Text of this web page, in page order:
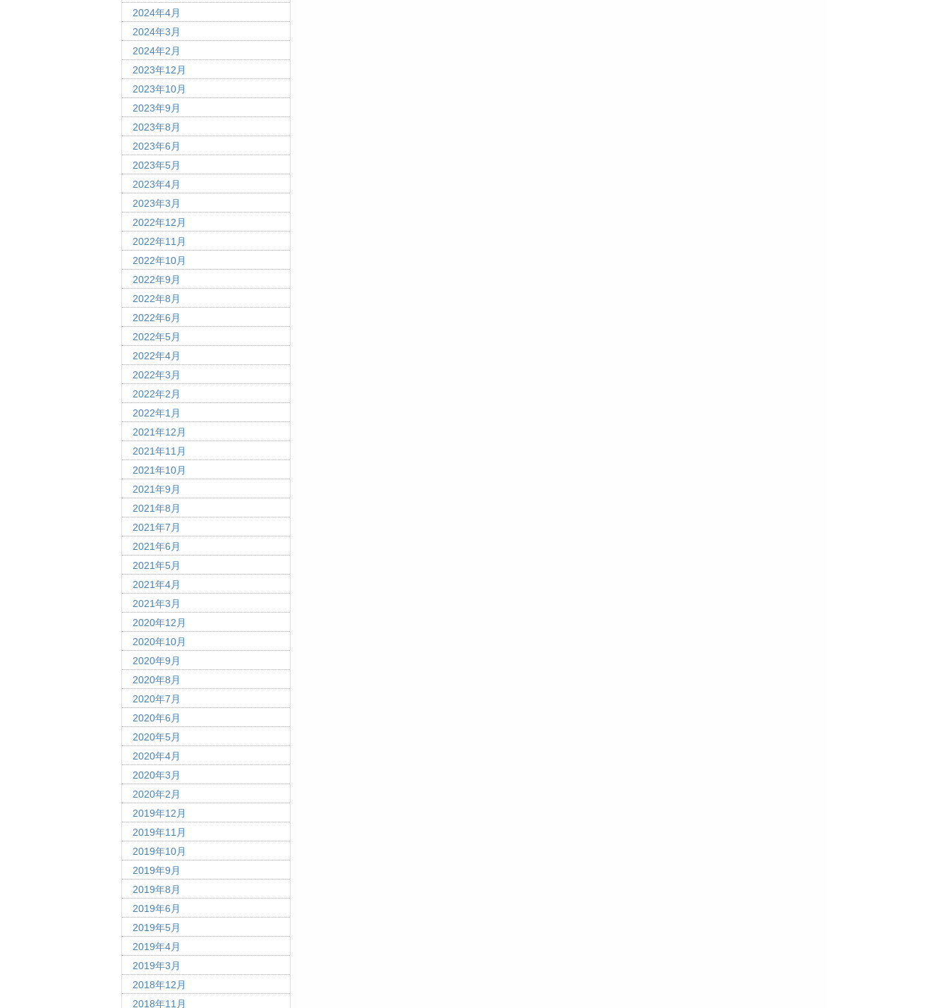
2024年4月
2024年3月
2024年2月
2023年12月
2023年10月
2023年9月
2023年8月
2023年6月
2023年5月
2023年4月
2023年3月
2022年12月
2022年11月
2022年10月
2022年9月
2022年8月
2022年6月
2022年5月
2022年4月
2022年3月
2022年2月
2022年1月
2021年12月
2021年11月
2021年10月
2021年9月
2021年8月
2021年7月
2021年6月
2021年5月
2021年4月
2021年3月
2020年12月
2020年10月
2020年9月
2020年8月
2020年7月
2020年6月
2020年5月
2020年4月
2020年3月
2020年2月
2019年12月
2019年11月
2019年10月
2019年9月
2019年8月
2019年6月
2019年5月
2019年4月
2019年3月
2018年12月
2018年11月